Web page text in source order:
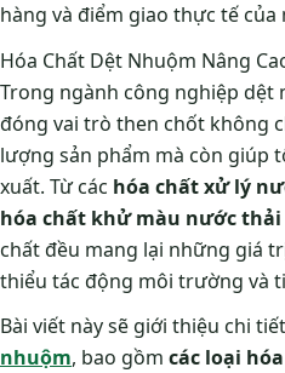
hàng và điểm giao thực tế của
Hóa Chất Dệt Nhuộm Nâng
Trong ngành công nghiệp dệt
đóng vai trò then chốt không
lượng sản phẩm mà còn giúp
xuất. Từ các hóa chất xử lý
hóa chất khử màu nước
chất đều mang lại những giá
thiểu tác động môi trường và
Bài viết này sẽ giới thiệu chi
nhuộm, bao gồm các loại